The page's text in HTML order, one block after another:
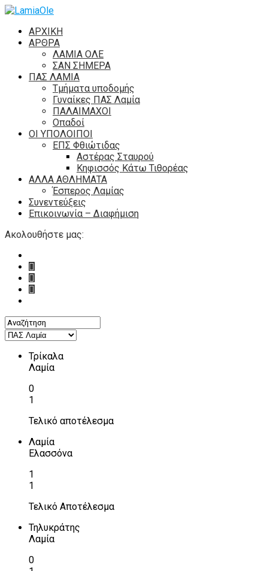
ΑΡΧΙΚΗ
ΑΡΘΡΑ
ΛΑΜΙΑ ΟΛΕ
ΣΑΝ ΣΗΜΕΡΑ
ΠΑΣ ΛΑΜΙΑ
Τμήματα υποδομής
Γυναίκες ΠΑΣ Λαμία
ΠΑΛΑΙΜΑΧΟΙ
Οπαδοί
ΟΙ ΥΠΟΛΟΙΠΟΙ
ΕΠΣ Φθιώτιδας
Αστέρας Σταυρού
Κηφισσός Κάτω Τιθορέας
ΑΛΛΑ ΑΘΛΗΜΑΤΑ
Έσπερος Λαμίας
Συνεντεύξεις
Επικοινωνία – Διαφήμιση
Ακολουθήστε μας:
Τρίκαλα
Λαμία
0
1
Τελικό αποτέλεσμα
Λαμία
Ελασσόνα
1
1
Τελικό Αποτέλεσμα
Τηλυκράτης
Λαμία
0